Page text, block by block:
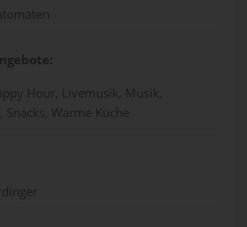
Hour, Livemusik, Musik,
Snacks, Warme Küche